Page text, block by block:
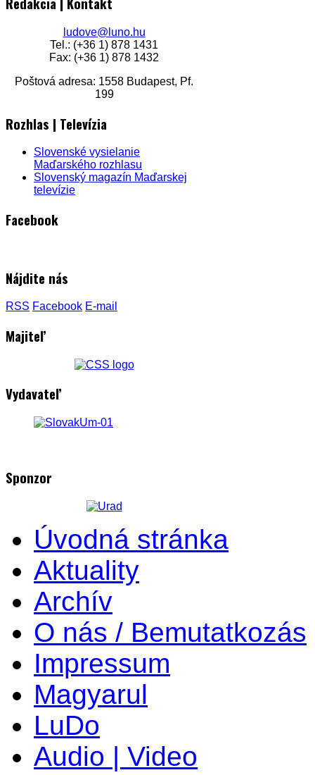
ludove@luno.hu
Tel.: (+36 1) 878 1431
Fax: (+36 1) 878 1432
Poštová adresa: 1558 Budapest, Pf.
199
Rozhlas | Televízia
Slovenské vysielanie
Maďarského rozhlasu
Slovenský magazín Maďarskej
televízie
Facebook
Nájdite nás
RSS Facebook E-mail
Majiteľ
Vydavateľ
Sponzor
Úvodná stránka
Aktuality
Archív
O nás / Bemutatkozás
Impressum
Magyarul
LuDo
Audio | Video